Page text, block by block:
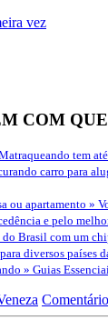
vez
COM
tem
carro para
ou apartamento »
e pelo
do Brasil com um
diversos países
» Guias